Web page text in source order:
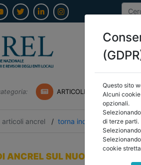
ARTICOLI ANCREL
articoli ancrel / torna indietro
ANCREL SUL NUOVO TUEL
Questo sito
Alcuni
opzionali.
Selezionando
di terze parti.
Selezionando
cookie